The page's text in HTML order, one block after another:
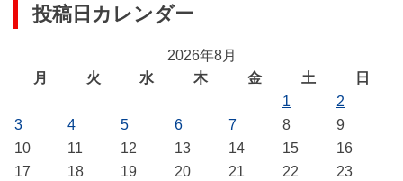
投稿日カレンダー
2026年8月
月
火 水 木 金 土
日
1
2
3
4 5 6 7 8
9
10
11 12 13 14 15
16
17
18 19 20 21 22
23